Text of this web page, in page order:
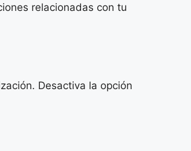
relacionadas con tu
Desactiva la opción